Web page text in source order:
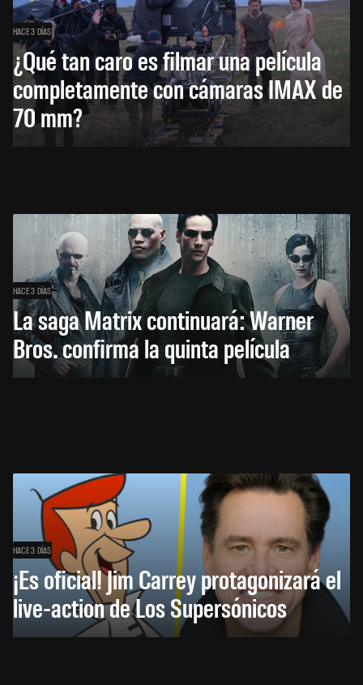
HACE 3 DÍAS
¿Qué tan caro es filmar una película
completamente con cámaras IMAX de
70 mm?
HACE 3 DÍAS
La saga Matrix continuará: Warner
Bros. confirma la quinta película
HACE 3 DÍAS
¡Es oficial! Jim Carrey protagonizará el
live-action de Los Supersónicos